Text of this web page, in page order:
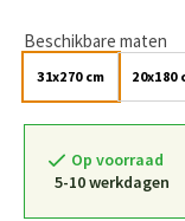
Beschikbare maten
31x270 cm 20x180
Op voorraad
5-10 werkdagen